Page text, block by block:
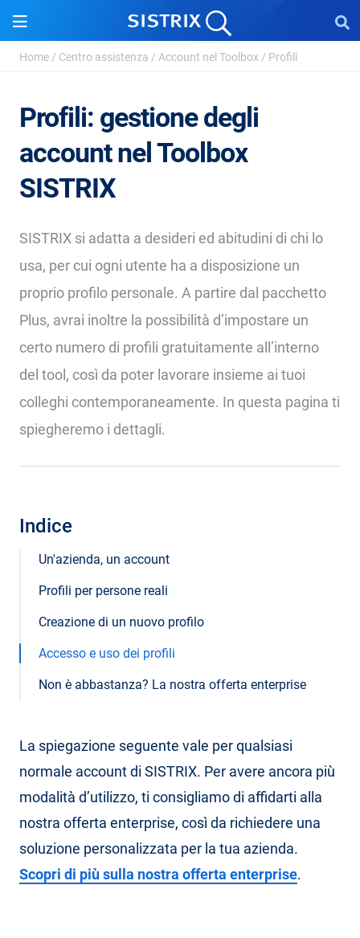
Home / Centro assistenza / Account nel Toolbox / Profili
Profili: gestione degli
account nel Toolbox
SISTRIX
SISTRIX si adatta a desideri ed abitudini di chi lo
usa, per cui ogni utente ha a disposizione un
proprio profilo personale. A partire dal pacchetto
Plus, avrai inoltre la possibilità d’impostare un
certo numero di profili gratuitamente all’interno
del tool, così da poter lavorare insieme ai tuoi
colleghi contemporaneamente. In questa pagina ti
spiegheremo i dettagli.
Indice
Un'azienda, un account
Profili per persone reali
Creazione di un nuovo profilo
Accesso e uso dei profili
Non è abbastanza? La nostra offerta enterprise
La spiegazione seguente vale per qualsiasi
normale account di SISTRIX. Per avere ancora più
modalità d’utilizzo, ti consigliamo di affidarti alla
nostra offerta enterprise, così da richiedere una
soluzione personalizzata per la tua azienda.
Scopri di più sulla nostra offerta enterprise.